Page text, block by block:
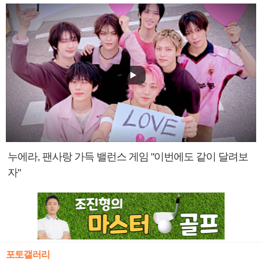
누에라, 팬사랑 가득 밸런스 게임 "이번에도 같이 달려보
자"
포토갤러리